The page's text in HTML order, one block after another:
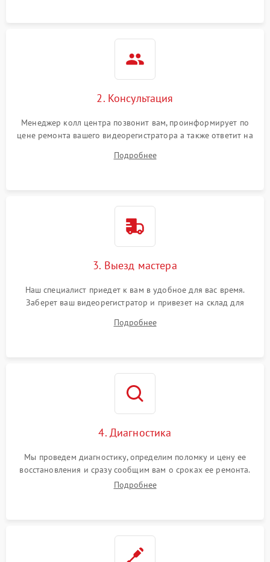
2. Консультация
Менеджер колл центра позвонит вам, проинформирует по
цене ремонта вашего видеорегистратора а также ответит на
Подробнее
3. Выезд мастера
Наш специалист приедет к вам в удобное для вас время.
Заберет ваш видеорегистратор и привезет на склад для
Подробнее
4. Диагностика
Мы проведем диагностику, определим поломку и цену ее
восстановления и сразу сообщим вам о сроках ее ремонта.
Подробнее